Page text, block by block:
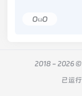
OωO
2018 - 2026 ©
已运行